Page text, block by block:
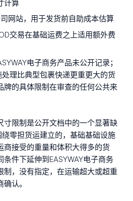
计算
网站，用于发货前自助成本估算
交易在基础运费之上适用额外费
电子商务产品未公开记录；
处理比典型包裹快递更重更大的货
牌的具体限制在审查的任何公共来
寸限制是公开文档中的一个显著缺
绕零担货运建立的，基础基础设施
商接受的重量和体积大得多的货
件下延伸到EASYWAY电子商务
制，没有指定，在运输超大或超重
认。